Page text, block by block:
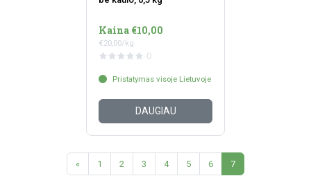
Kaina €10,00
€20,00/kg
0
Pristatymas visoje Lietuvoje
DAUGIAU
« 1 2 3 4 5 6 7